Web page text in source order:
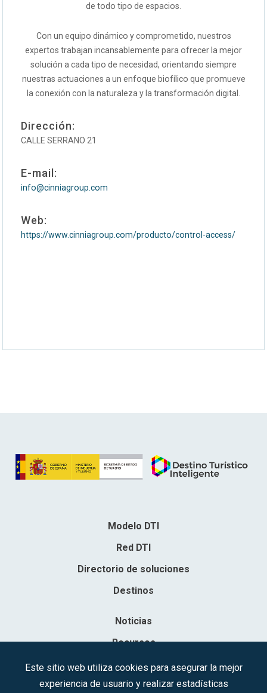
de todo tipo de espacios.
Con un equipo dinámico y comprometido, nuestros
expertos trabajan incansablemente para ofrecer la mejor
solución a cada tipo de necesidad, orientando siempre
nuestras actuaciones a un enfoque biofílico que promueve
la conexión con la naturaleza y la transformación digital.
Dirección:
CALLE SERRANO 21
E-mail:
info@cinniagroup.com
Web:
https://www.cinniagroup.com/producto/control-access/
Modelo DTI
Red DTI
Directorio de soluciones
Destinos
Noticias
Recursos
Contacto
Este sitio web utiliza cookies para asegurar la mejor
experiencia de usuario y realizar estadísticas